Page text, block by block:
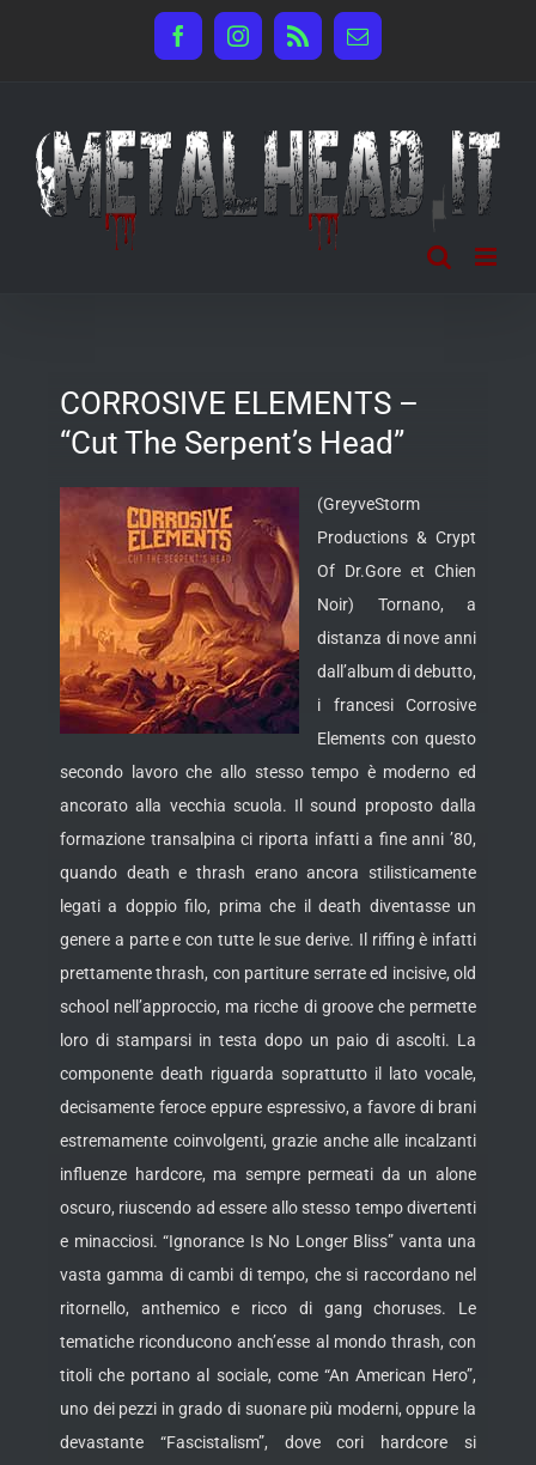
FacebookInstagram
Rss Email
CORROSIVE ELEMENTS –
“Cut The Serpent’s Head”
(GreyveStorm
Productions & Crypt
Of Dr.Gore et Chien
Noir) Tornano, a
distanza di nove anni
dall’album di debutto,
i francesi Corrosive
Elements con questo
secondo lavoro che allo stesso tempo è moderno ed
ancorato alla vecchia scuola. Il sound proposto dalla
formazione transalpina ci riporta infatti a fine anni ’80,
quando death e thrash erano ancora stilisticamente
legati a doppio filo, prima che il death diventasse un
genere a parte e con tutte le sue derive. Il riffing è infatti
prettamente thrash, con partiture serrate ed incisive, old
school nell’approccio, ma ricche di groove che permette
loro di stamparsi in testa dopo un paio di ascolti. La
componente death riguarda soprattutto il lato vocale,
decisamente feroce eppure espressivo, a favore di brani
estremamente coinvolgenti, grazie anche alle incalzanti
influenze hardcore, ma sempre permeati da un alone
oscuro, riuscendo ad essere allo stesso tempo divertenti
e minacciosi. “Ignorance Is No Longer Bliss” vanta una
vasta gamma di cambi di tempo, che si raccordano nel
ritornello, anthemico e ricco di gang choruses. Le
tematiche riconducono anch’esse al mondo thrash, con
titoli che portano al sociale, come “An American Hero”,
uno dei pezzi in grado di suonare più moderni, oppure la
devastante “Fascistalism”, dove cori hardcore si